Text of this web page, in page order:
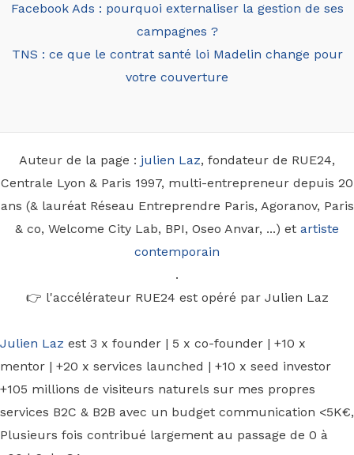
Facebook Ads : pourquoi externaliser la gestion de ses
campagnes ?
TNS : ce que le contrat santé loi Madelin change pour
votre couverture
Auteur de la page : julien Laz, fondateur de RUE24,
Centrale Lyon & Paris 1997, multi-entrepreneur depuis 20
ans (& lauréat Réseau Entreprendre Paris, Agoranov, Paris
& co, Welcome City Lab, BPI, Oseo Anvar, ...) et artiste
contemporain
.
👉 l'accélérateur RUE24 est opéré par Julien Laz
Julien Laz est 3 x founder | 5 x co-founder | +10 x
mentor | +20 x services launched | +10 x seed investor
+105 millions de visiteurs naturels sur mes propres
services B2C & B2B avec un budget communication <5K€,
Plusieurs fois contribué largement au passage de 0 à